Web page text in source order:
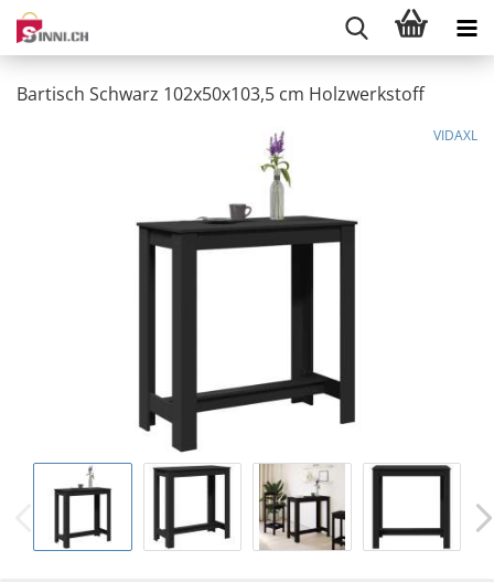
Bartisch Schwarz 102x50x103,5 cm Holzwerkstoff
VIDAXL